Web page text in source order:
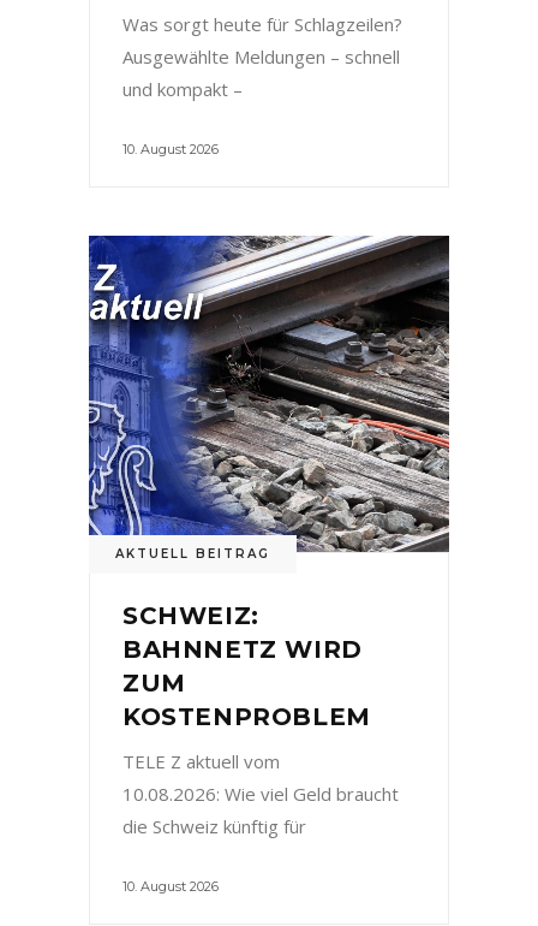
Was sorgt heute für Schlagzeilen?
Ausgewählte Meldungen – schnell
und kompakt –
10. August 2026
AKTUELL BEITRAG
SCHWEIZ:
BAHNNETZ WIRD
ZUM
KOSTENPROBLEM
TELE Z aktuell vom
10.08.2026: Wie viel Geld braucht
die Schweiz künftig für
10. August 2026